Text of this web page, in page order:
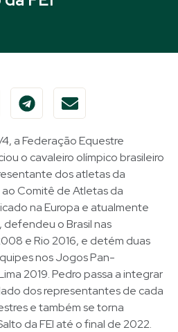
a Federação Equestre
o cavaleiro olímpico brasileiro
dos atletas da
Comitê de Atletas da
na Europa e atualmente
o Brasil nas
e Rio 2016, e detém duas
nos Jogos Pan-
2019. Pedro passa a integrar
dos representantes de cada
e também se torna
da FEI até o final de 2022.